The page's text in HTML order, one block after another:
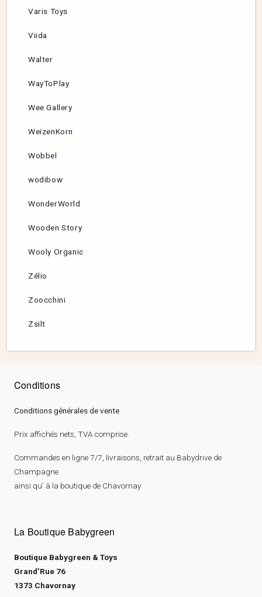
Varis Toys
Viida
Walter
WayToPlay
Wee Gallery
WeizenKorn
Wobbel
wodibow
WonderWorld
Wooden Story
Wooly Organic
Zélio
Zoocchini
Zsilt
Conditions
Conditions générales de vente
Prix affichés nets, TVA comprise.
Commandes en ligne 7/7, livraisons, retrait au Babydrive de
Champagne
ainsi qu’ à la boutique de Chavornay
La Boutique Babygreen
Boutique Babygreen & Toys
Grand’Rue 76
1373 Chavornay